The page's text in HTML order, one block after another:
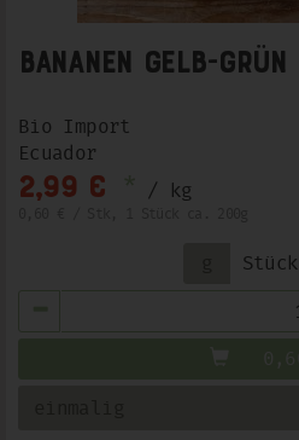
Bananen gelb-grün
Bio Import
Ecuador
2,99 € / kg
Stück